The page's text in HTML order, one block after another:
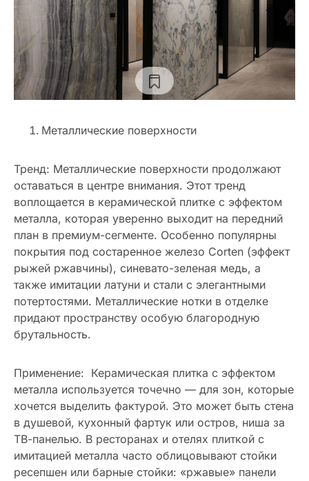
Металлические поверхности
Тренд: Металлические поверхности продолжают
оставаться в центре внимания. Этот тренд
воплощается в керамической плитке с эффектом
металла, которая уверенно выходит на передний
план в премиум-сегменте. Особенно популярны
покрытия под состаренное железо Corten (эффект
рыжей ржавчины), синевато-зеленая медь, а
также имитации латуни и стали с элегантными
потертостями. Металлические нотки в отделке
придают пространству особую благородную
брутальность.
Применение: Керамическая плитка с эффектом
металла используется точечно — для зон, которые
хочется выделить фактурой. Это может быть стена
в душевой, кухонный фартук или остров, ниша за
ТВ-панелью. В ресторанах и отелях плиткой с
имитацией металла часто облицовывают стойки
ресепшен или барные стойки: «ржавые» панели